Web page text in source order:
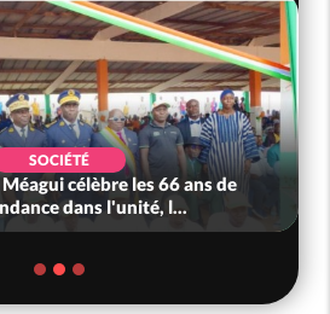
SOCIÉTÉ
célèbre les 66 ans de
dans l'unité, l...